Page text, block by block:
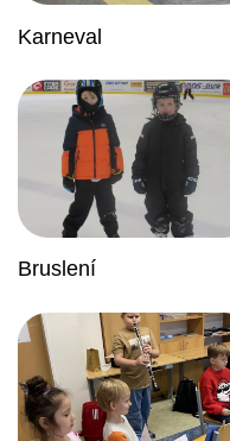
Karneval
Bruslení